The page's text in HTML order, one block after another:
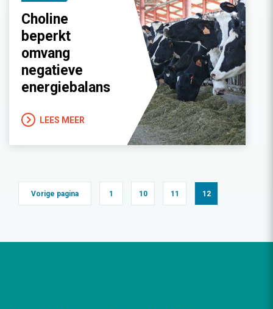
Choline
beperkt
omvang
negatieve
energiebalans
LEES MEER
Vorige pagina 1 10 11 12